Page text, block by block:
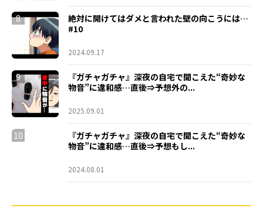
8
絶対に開けてはダメと言われた壁の向こうには…
#10
2024.09.17
9
『ガチャガチャ』深夜の自宅で聞こえた“奇妙な
物音”に違和感…直後⇒予想外の...
2025.09.01
10
『ガチャガチャ』深夜の自宅で聞こえた“奇妙な
物音”に違和感…直後⇒予想もし...
2024.08.01